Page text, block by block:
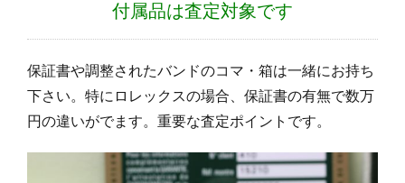
付属品は査定対象です
保証書や調整されたバンドのコマ・箱は一緒にお持ち
下さい。特にロレックスの場合、保証書の有無で数万
円の違いがでます。重要な査定ポイントです。